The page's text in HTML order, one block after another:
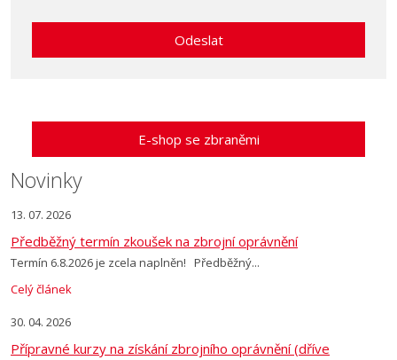
zpracováním
Odeslat
nepodařilo
odeslat.
E-shop se zbraněmi
Novinky
13. 07. 2026
Předběžný termín zkoušek na zbrojní oprávnění
Termín 6.8.2026 je zcela naplněn! Předběžný...
Celý článek
30. 04. 2026
Přípravné kurzy na získání zbrojního oprávnění (dříve